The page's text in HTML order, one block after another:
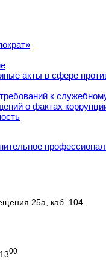
акты в сфере
к
о фактах
25а, каб. 104
00